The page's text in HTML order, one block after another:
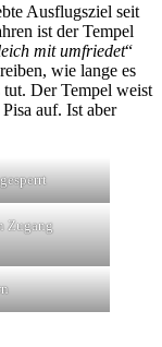
Ausflugsziel seit
ist der Tempel
mit umfriedet“
wie lange es
Der Tempel weist
auf. Ist aber
Zugang